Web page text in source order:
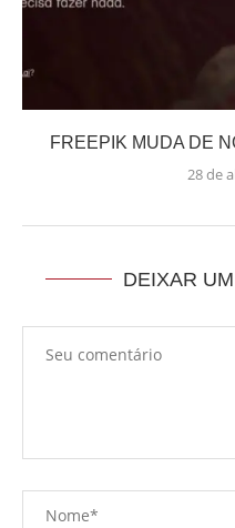
FREEPIK MUDA DE
28 de
DEIXAR